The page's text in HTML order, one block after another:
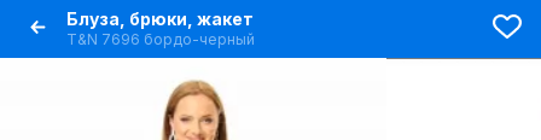
Блуза, брюки, жакет
T&N 7696 бордо-черный